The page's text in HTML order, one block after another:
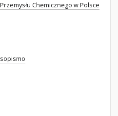
Chemicznego w Polsce